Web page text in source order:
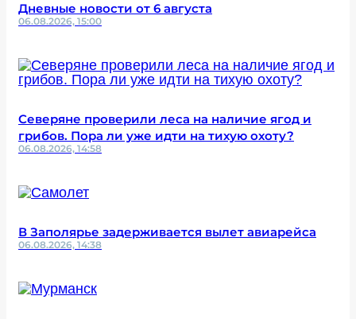
Дневные новости от 6 августа
06.08.2026, 15:00
Северяне проверили леса на наличие ягод и
грибов. Пора ли уже идти на тихую охоту?
06.08.2026, 14:58
В Заполярье задерживается вылет авиарейса
06.08.2026, 14:38